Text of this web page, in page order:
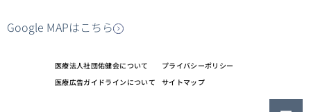
Google MAPはこちら
医療法人社団佑健会について
プライバシーポリシー
医療広告ガイドラインについて
サイトマップ